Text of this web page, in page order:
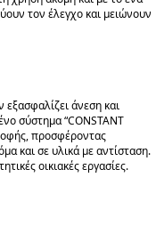
τον έλεγχο και μειώνουν
άνεση και
σύστημα “CONSTANT
προσφέροντας
και σε υλικά με αντίσταση.
οικιακές εργασίες.